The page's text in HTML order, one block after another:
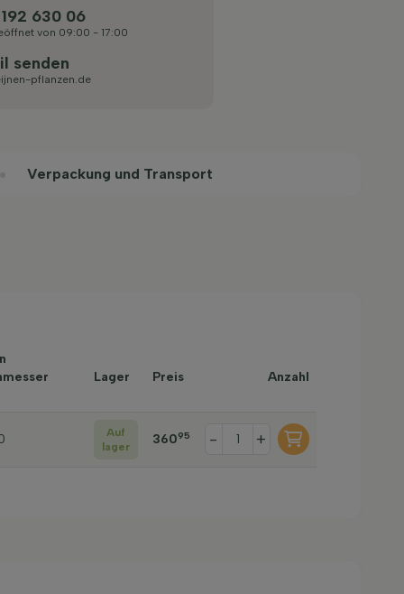
630 06
von 09:00 - 17:00
senden
pflanzen.de
Verpackung und Transport
Lager Preis Anzahl
Auf
lager
36095 - +